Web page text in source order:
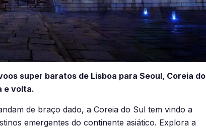
super baratos de Lisboa para Seoul, Coreia do
e volta.
de braço dado, a Coreia do Sul tem vindo a
emergentes do continente asiático. Explora a